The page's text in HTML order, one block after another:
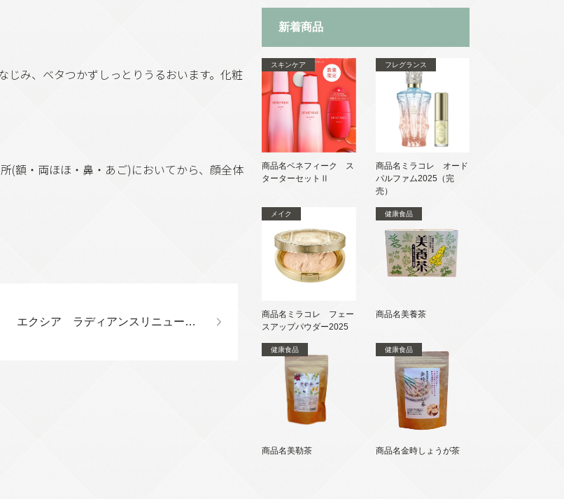
じみ、ベタつかずしっとりうるおいます。化粧
(額・両ほほ・鼻・あご)においてから、顔全体
エクシア ラディアンスリニューリッチミルク
新着商品
スキンケア
商品名ベネフィーク ス
ターターセットⅡ
フレグランス
商品名ミラコレ オード
パルファム2025（完
売）
メイク
商品名ミラコレ フェー
スアップパウダー2025
健康食品
商品名美養茶
健康食品
商品名美勒茶
健康食品
商品名金時しょうが茶